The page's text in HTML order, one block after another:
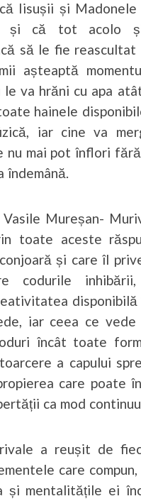
Iisușii și
și că tot acolo
să le fie reascultat
așteaptă
va hrăni cu apa
hainele
iar cine va
nu mai pot înflori
îndemână.
Mureșan-
toate aceste
și care îl
codurile
iar ceea ce
încât toate
a capului
care poate
ca mod
a reușit de
care
și mentalitățile ei